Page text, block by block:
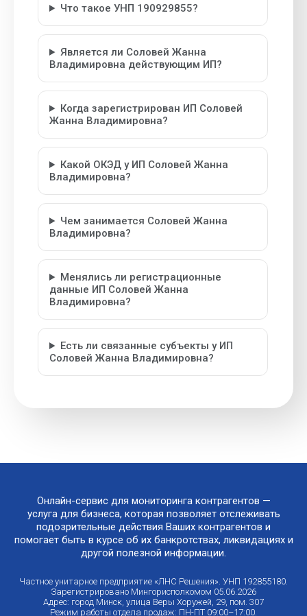
Что такое УНП 190929855?
Является ли Соловей Жанна
Владимировна действующим ИП?
Когда зарегистрирован ИП Соловей
Жанна Владимировна?
Какой ОКЭД у ИП Соловей Жанна
Владимировна?
Чем занимается Соловей Жанна
Владимировна?
Менялись ли регистрационные
данные ИП Соловей Жанна
Владимировна?
Есть ли связанные субъекты у ИП
Соловей Жанна Владимировна?
Онлайн-сервис для мониторинга контрагентов —
услуга для бизнеса, которая позволяет отслеживать
подозрительные действия Ваших контрагентов и
помогает быть в курсе об их банкротствах, ликвидациях и
другой полезной информации.
Частное унитарное предприятие «ЛНС Решения». УНП 192855180.
Зарегистрировано Мингорисполкомом 05.06.2026
Адрес: город Минск, улица Веры Хоружей, 29, пом. 307
Режим работы отдела продаж: ПН-ПТ 09:00–17:00.